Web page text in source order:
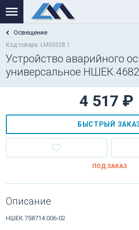
Освещение
Код товара: LM00028.1
Устройство аварийного
универсальное
4 517 ₽
БЫСТРЫЙ
ПОД ЗАКАЗ
Описание
НШЕК.758714.006-02